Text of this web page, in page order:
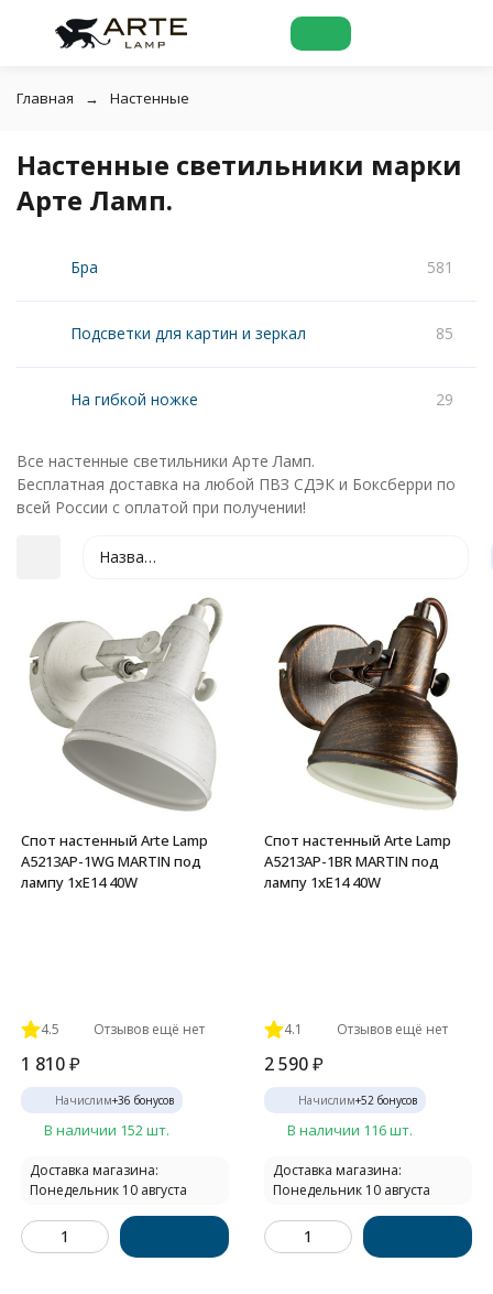
Главная Настенные
Настенные светильники марки
Арте Ламп.
Бра 581
Подсветки для картин и зеркал 85
На гибкой ножке 29
Все настенные светильники Арте Ламп.
Бесплатная доставка на любой ПВЗ СДЭК и Боксберри по
всей России с оплатой при получении!
Название
покупателей
Спот настенный Arte Lamp
A5213AP-1WG MARTIN под
лампу 1xE14 40W
4.5 Отзывов ещё нет
1 810₽
Начислим+36 бонусов
В наличии 152 шт.
Доставка магазина:
Понедельник 10 августа
Спот настенный Arte Lamp
A5213AP-1BR MARTIN под
лампу 1xE14 40W
4.1 Отзывов ещё нет
2 590₽
Начислим+52 бонусов
В наличии 116 шт.
Доставка магазина:
Понедельник 10 августа